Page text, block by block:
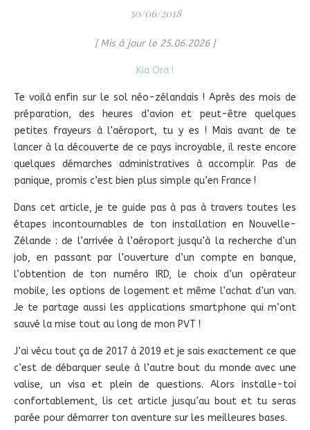
30/06/2018
[ Mis à jour le 25.06.2026 ]
Kia Ora !
Te voilà enfin sur le sol néo-zélandais ! Après des mois de
préparation, des heures d’avion et peut-être quelques
petites frayeurs à l’aéroport, tu y es ! Mais avant de te
lancer à la découverte de ce pays incroyable, il reste encore
quelques démarches administratives à accomplir. Pas de
panique, promis c’est bien plus simple qu’en France !
Dans cet article, je te guide pas à pas à travers toutes les
étapes incontournables de ton installation en Nouvelle-
Zélande : de l’arrivée à l’aéroport jusqu’à la recherche d’un
job, en passant par l’ouverture d’un compte en banque,
l’obtention de ton numéro IRD, le choix d’un opérateur
mobile, les options de logement et même l’achat d’un van.
Je te partage aussi les applications smartphone qui m’ont
sauvé la mise tout au long de mon PVT !
J’ai vécu tout ça de 2017 à 2019 et je sais exactement ce que
c’est de débarquer seule à l’autre bout du monde avec une
valise, un visa et plein de questions. Alors installe-toi
confortablement, lis cet article jusqu’au bout et tu seras
parée pour démarrer ton aventure sur les meilleures bases.